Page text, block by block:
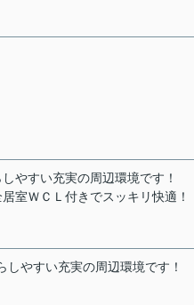
やすい充実の周辺環境です！
室ＷＣＬ付きでスッキリ快適！
しやすい充実の周辺環境です！